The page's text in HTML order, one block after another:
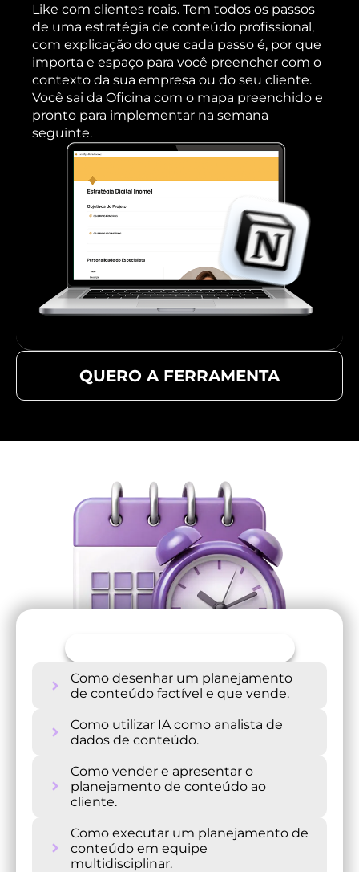
Like com clientes reais. Tem todos os passos
de uma estratégia de conteúdo profissional,
com explicação do que cada passo é, por que
importa e espaço para você preencher com o
contexto da sua empresa ou do seu cliente.
Você sai da Oficina com o mapa preenchido e
pronto para implementar na semana
seguinte.
QUERO A FERRAMENTA
Como desenhar um planejamento
de conteúdo factível e que vende.
Como utilizar IA como analista de
dados de conteúdo.
Como vender e apresentar o
planejamento de conteúdo ao
cliente.
Como executar um planejamento de
conteúdo em equipe
multidisciplinar.